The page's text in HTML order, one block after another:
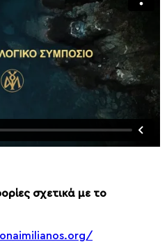
σχετικά με το